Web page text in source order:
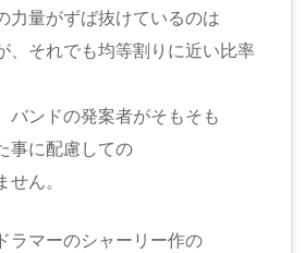
力量がずば抜けているのは
、それでも均等割りに近い比率
バンドの発案者がそもそも
事に配慮しての
ん。
ラマーのシャーリー作の